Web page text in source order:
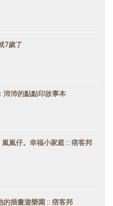
7歲了
沛沛的點點印故事本
嵐仔。幸福小家庭 :: 痞客邦
的插畫遊樂園 :: 痞客邦